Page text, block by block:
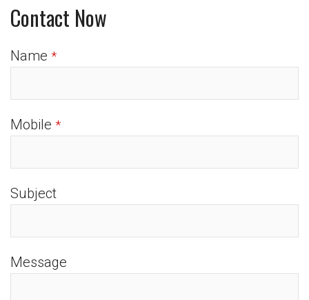
Contact Now
Name *
Mobile *
Subject
Message